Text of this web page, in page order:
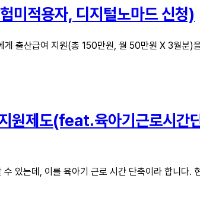
미적용자, 디지털노마드 신청)
게 출산급여 지원(총 150만원, 월 50만원 X 3월분)
원제도(feat.육아기근로시간
있는데, 이를 육아기 근로 시간 단축이라 합니다.